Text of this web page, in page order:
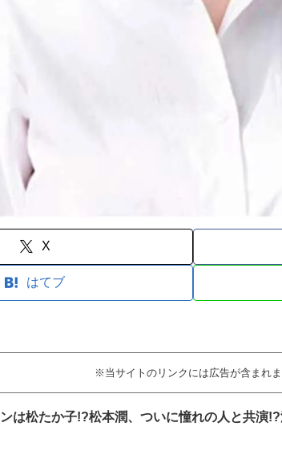
X
はてブ
※当サイトのリンクには広告が含まれ
は松たか子!?松本潤、ついに憧れの人と共演